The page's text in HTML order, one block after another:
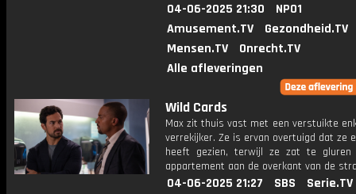
04-06-2025 21:30
NPO1
Amusement.TV
Gezondheid.TV
Mensen.TV
Onrecht.TV
Alle afleveringen
Wild Cards
Max zit thuis vast met een verstuikte
verrekijker. Ze is ervan overtuigd dat ze
heeft gezien, terwijl ze zat te gluren
appartement aan de overkant van de
04-06-2025 21:27 SBS
Serie.TV